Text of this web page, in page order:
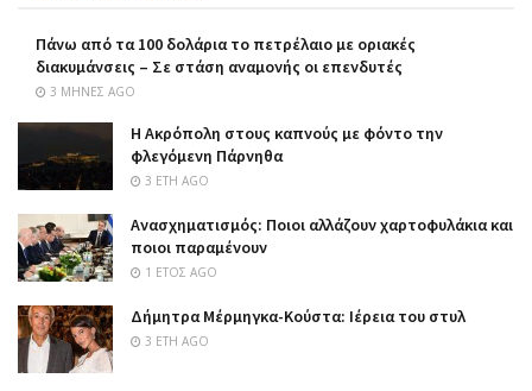
Πάνω από τα 100 δολάρια το πετρέλαιο με οριακές
διακυμάνσεις – Σε στάση αναμονής οι επενδυτές
3 ΜΉΝΕΣ AGO
Η Ακρόπολη στους καπνούς με φόντο την
φλεγόμενη Πάρνηθα
3 ΈΤΗ AGO
Ανασχηματισμός: Ποιοι αλλάζουν χαρτοφυλάκια και
ποιοι παραμένουν
1 ΈΤΟΣ AGO
Δήμητρα Μέρμηγκα-Κούστα: Ιέρεια του στυλ
3 ΈΤΗ AGO